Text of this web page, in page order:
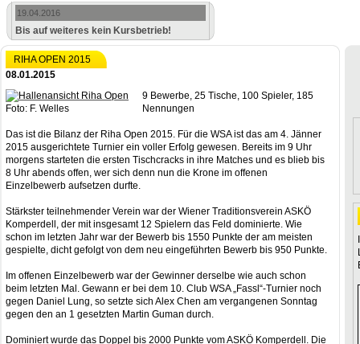
19.04.2016
Bis auf weiteres kein Kursbetrieb!
RIHA OPEN 2015
08.01.2015
Foto: F. Welles
9 Bewerbe, 25 Tische, 100 Spieler, 185
Nennungen
Das ist die Bilanz der Riha Open 2015. Für die WSA ist das am 4. Jänner
2015 ausgerichtete Turnier ein voller Erfolg gewesen. Bereits im 9 Uhr
morgens starteten die ersten Tischcracks in ihre Matches und es blieb bis
8 Uhr abends offen, wer sich denn nun die Krone im offenen
Einzelbewerb aufsetzen durfte.
Stärkster teilnehmender Verein war der Wiener Traditionsverein ASKÖ
Komperdell, der mit insgesamt 12 Spielern das Feld dominierte. Wie
schon im letzten Jahr war der Bewerb bis 1550 Punkte der am meisten
gespielte, dicht gefolgt von dem neu eingeführten Bewerb bis 950 Punkte.
Im offenen Einzelbewerb war der Gewinner derselbe wie auch schon
beim letzten Mal. Gewann er bei dem 10. Club WSA „Fassl“-Turnier noch
gegen Daniel Lung, so setzte sich Alex Chen am vergangenen Sonntag
gegen den an 1 gesetzten Martin Guman durch.
Dominiert wurde das Doppel bis 2000 Punkte vom ASKÖ Komperdell. Die